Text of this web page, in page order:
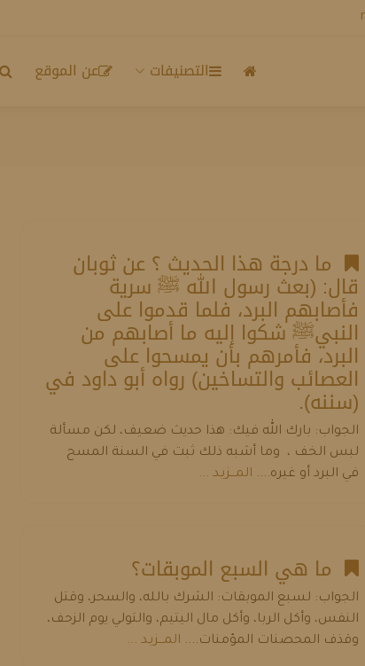
التصنيفات عن الموقع
ما درجة هذا الحديث ؟ عن ثوبان
قال: (بعث رسول الله ﷺ سرية
فأصابهم البرد، فلما قدموا على
النبيﷺ شكوا إليه ما أصابهم من
البرد، فأمرهم بأن يمسحوا على
العصائب والتساخين) رواه أبو داود في
(سننه).
الجواب: بارك الله فيك: هذا حديث ضعيف، لكن مسألة
لبس الخف ، وما أشبه ذلك ثبت في السنة المسح
في البرد أو غيره.... المـــزيـد ...
ما هي السبع الموبقات؟
الجواب: لسبع الموبقات: الشرك بالله، والسحر، وقتل
النفس، وأكل الربا، وأكل مال اليتيم، والتولي يوم الزحف،
وقذف المحصنات المؤمنات.... المـــزيـد ...